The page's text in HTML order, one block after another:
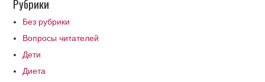
Рубрики
Без рубрики
Вопросы читателей
Дети
Диета